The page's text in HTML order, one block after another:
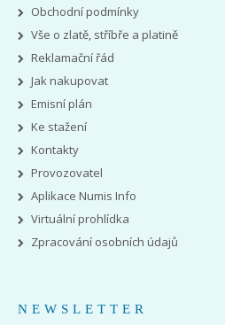
Obchodní podmínky
Vše o zlatě, stříbře a platině
Reklamační řád
Jak nakupovat
Emisní plán
Ke stažení
Kontakty
Provozovatel
Aplikace Numis Info
Virtuální prohlídka
Zpracování osobních údajů
NEWSLETTER